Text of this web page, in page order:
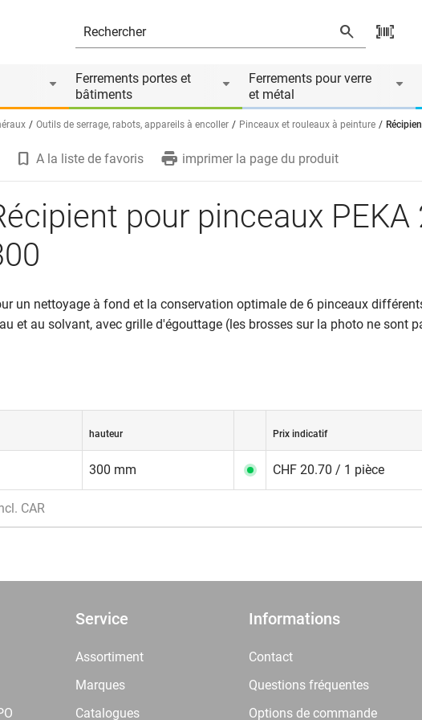
Ferrements portes et
bâtiments
Ferrements pour verre
et métal
Outils de serrage, rabots, appareils à encoller Pinceaux et rouleaux à peinture
A la liste de favoris imprimer la page du produit
pour pinceaux PEKA
un nettoyage à fond et la conservation optimale de 6 pinceaux
et au solvant, avec grille d'égouttage (les brosses sur la photo ne sont
hauteur Prix indicatif
300 mm CHF 20.70 / 1 pièce
CAR
Service
Assortiment
Marques
Catalogues
Informations
Contact
Questions fréquentes
Options de commande